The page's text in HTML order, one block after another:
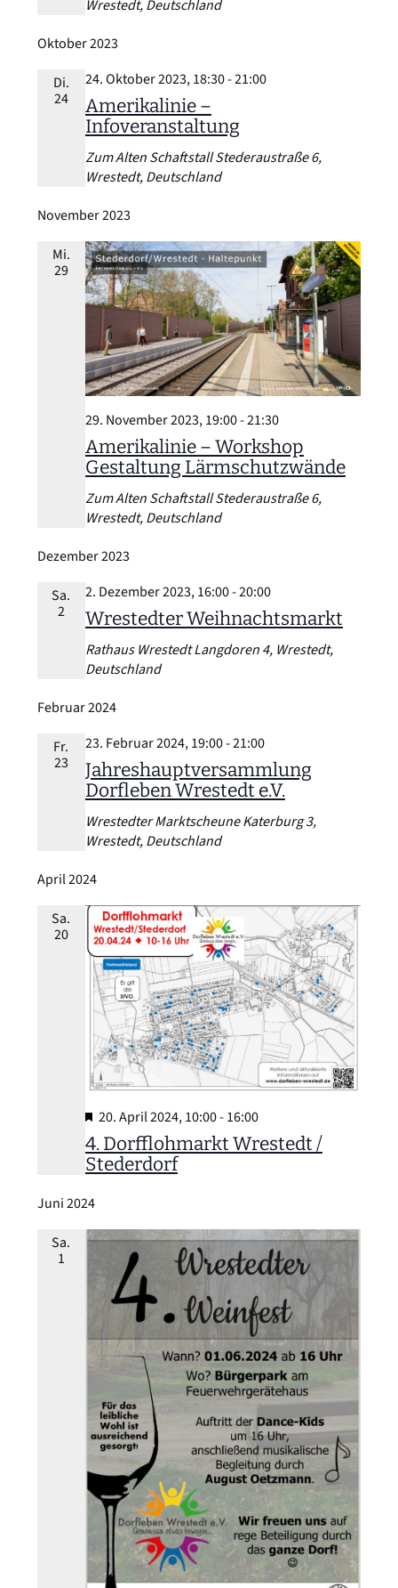
Wrestedt, Deutschland
Oktober 2023
Di.
24
Amerikalinie –
Infoveranstaltung
24. Oktober 2023, 18:30-21:00
Zum Alten SchaftstallStederaustraße 6,
Wrestedt, Deutschland
November 2023
Mi.
29
Amerikalinie – Workshop
Gestaltung Lärmschutzwände
29. November 2023, 19:00-21:30
Zum Alten SchaftstallStederaustraße 6,
Wrestedt, Deutschland
Dezember 2023
Sa.
2
Wrestedter Weihnachtsmarkt
2. Dezember 2023, 16:00-20:00
Rathaus WrestedtLangdoren 4, Wrestedt,
Deutschland
Februar 2024
Fr.
23
Jahreshauptversammlung
Dorfleben Wrestedt e.V.
23. Februar 2024, 19:00-21:00
Wrestedter MarktscheuneKaterburg 3,
Wrestedt, Deutschland
April 2024
Sa.
20
4. Dorfflohmarkt Wrestedt /
Stederdorf
Hervorgehoben
20. April 2024, 10:00-16:00
Juni 2024
Sa.
1